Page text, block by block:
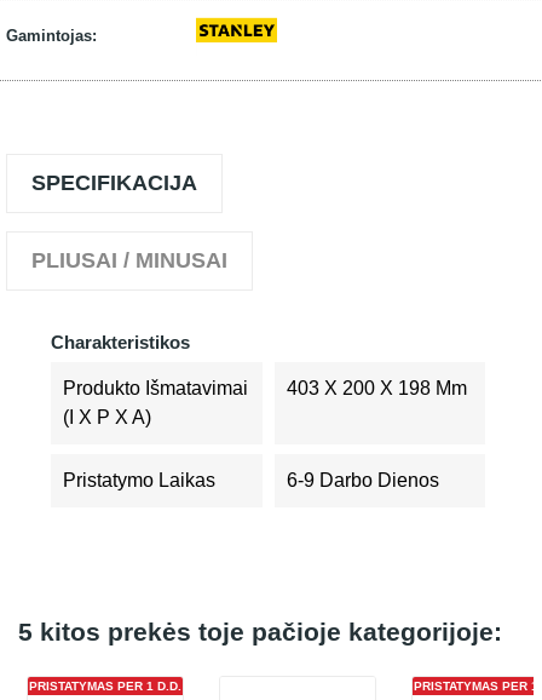
Gamintojas:
SPECIFIKACIJA
PLIUSAI / MINUSAI
Charakteristikos
Produkto Išmatavimai
(I X P X A)
403 X 200 X 198 Mm
Pristatymo Laikas 6-9 Darbo Dienos
5 kitos prekės toje pačioje kategorijoje:
PRISTATYMAS PER 1 D.D. PRISTATYMAS PER 1